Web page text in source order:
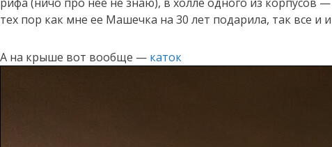
тех пор как мне ее Машечка на 30 лет подарила, так все и
А на крыше вот вообще — каток